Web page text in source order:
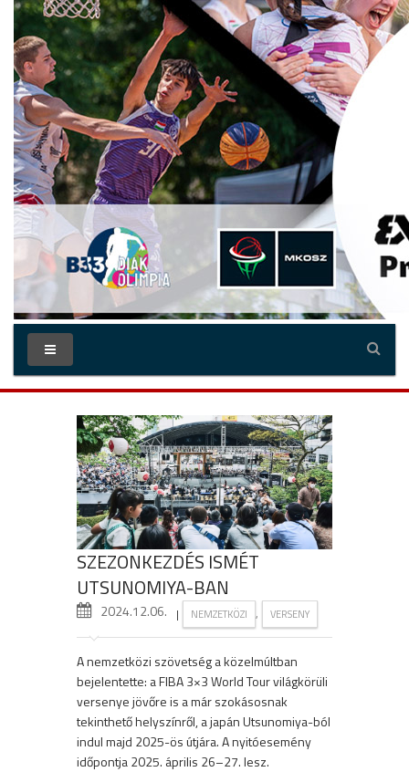
SZEZONKEZDÉS ISMÉT
UTSUNOMIYA-BAN
2024.12.06. | NEMZETKÖZI , VERSENY
A nemzetközi szövetség a közelmúltban
bejelentette: a FIBA 3×3 World Tour világkörüli
versenye jövőre is a már szokásosnak
tekinthető helyszínről, a japán Utsunomiya-ból
indul majd 2025-ös útjára. A nyitóesemény
időpontja 2025. április 26–27. lesz.